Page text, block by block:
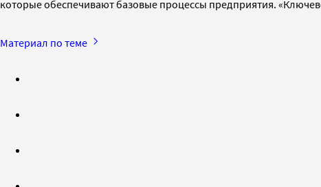
которые обеспечивают базовые процессы предприятия.
Материал по теме